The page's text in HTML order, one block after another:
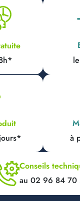
à
Conseils
au 02 96 84 70